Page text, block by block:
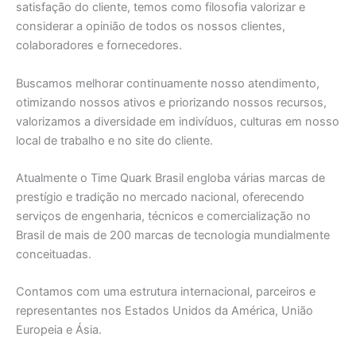
satisfação do cliente, temos como filosofia valorizar e
considerar a opinião de todos os nossos clientes,
colaboradores e fornecedores.
Buscamos melhorar continuamente nosso atendimento,
otimizando nossos ativos e priorizando nossos recursos,
valorizamos a diversidade em indivíduos, culturas em nosso
local de trabalho e no site do cliente.
Atualmente o Time Quark Brasil engloba várias marcas de
prestígio e tradição no mercado nacional, oferecendo
serviços de engenharia, técnicos e comercialização no
Brasil de mais de 200 marcas de tecnologia mundialmente
conceituadas.
Contamos com uma estrutura internacional, parceiros e
representantes nos Estados Unidos da América, União
Europeia e Ásia.